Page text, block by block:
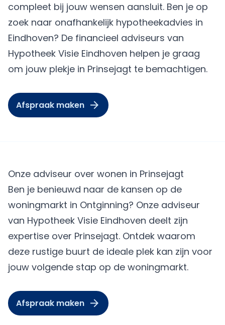
compleet bij jouw wensen aansluit. Ben je op
zoek naar onafhankelijk hypotheekadvies in
Eindhoven? De financieel adviseurs van
Hypotheek Visie Eindhoven helpen je graag
om jouw plekje in Prinsejagt te bemachtigen.
Afspraak maken
Onze adviseur over wonen in Prinsejagt
Ben je benieuwd naar de kansen op de
woningmarkt in Ontginning? Onze adviseur
van Hypotheek Visie Eindhoven deelt zijn
expertise over Prinsejagt. Ontdek waarom
deze rustige buurt de ideale plek kan zijn voor
jouw volgende stap op de woningmarkt.
Afspraak maken